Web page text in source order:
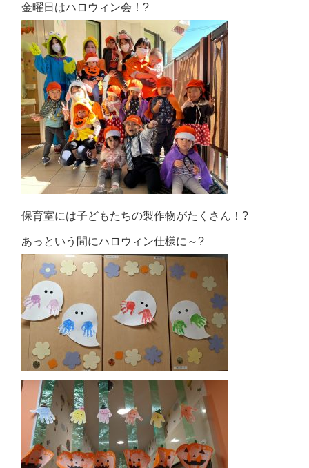
金曜日はハロウィン会！?
保育室には子どもたちの製作物がたくさん！?
あっという間にハロウィン仕様に～?